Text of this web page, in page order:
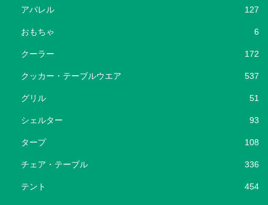
アパレル 127
おもちゃ 6
クーラー 172
クッカー・テーブルウエア 537
グリル 51
シェルター 93
タープ 108
チェア・テーブル 336
テント 454